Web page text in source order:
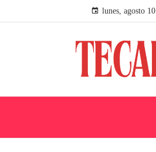
lunes, agosto 10